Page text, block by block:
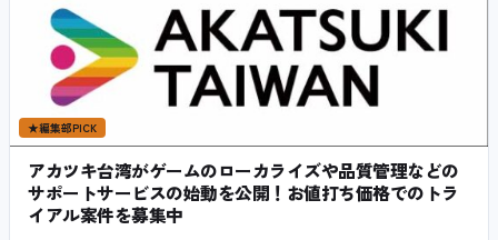
★編集部PICK
アカツキ台湾がゲームのローカライズや品質管理などの
サポートサービスの始動を公開！お値打ち価格でのトラ
イアル案件を募集中